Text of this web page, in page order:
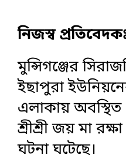
নিজস্ব
মুন্সিগঞ্জের
ইছাপুরা
এলাকায়
শ্রীশ্রী জয় মা
ঘটনা ঘটেছে।